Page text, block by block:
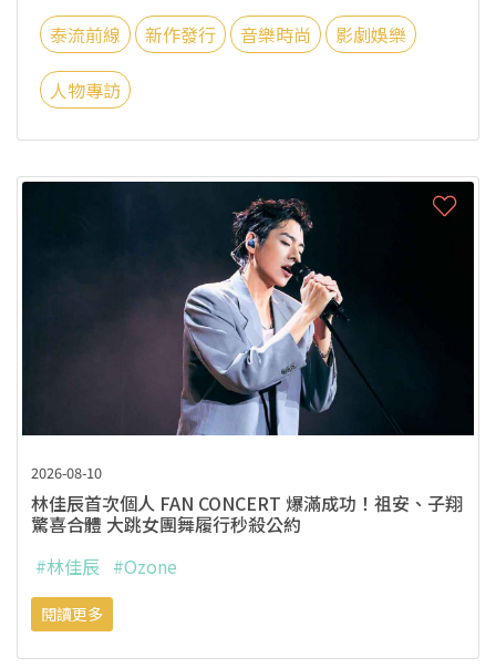
泰流前線 新作發行 音樂時尚 影劇娛樂
人物專訪
2026-08-10
林佳辰首次個人 FAN CONCERT 爆滿成功！祖安、子翔
驚喜合體 大跳女團舞履行秒殺公約
#林佳辰 #Ozone
閱讀更多